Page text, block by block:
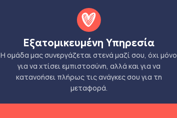
Εξατομικευμένη Υπηρεσία
Η ομάδα μας συνεργάζεται στενά μαζί σου, όχι μόνο
για να χτίσει εμπιστοσύνη, αλλά και για να
κατανοήσει πλήρως τις ανάγκες σου για τη
μεταφορά.